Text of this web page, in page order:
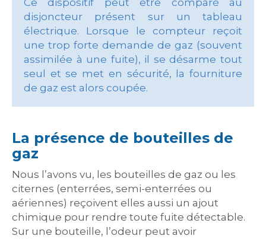
Ce dispositif peut être comparé au
disjoncteur présent sur un tableau
électrique. Lorsque le compteur reçoit
une trop forte demande de gaz (souvent
assimilée à une fuite), il se désarme tout
seul et se met en sécurité, la fourniture
de gaz est alors coupée.
La présence de bouteilles de
gaz
Nous l’avons vu, les bouteilles de gaz ou les
citernes (enterrées, semi-enterrées ou
aériennes) reçoivent elles aussi un ajout
chimique pour rendre toute fuite détectable.
Sur une bouteille, l’odeur peut avoir